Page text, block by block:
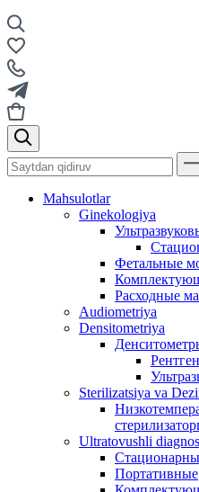
Mahsulotlar
Ginekologiya
Фетальные
Расходные
Audiometriya
Densitometriya
Sterilizatsiya va
Ultratovushli
Портативные